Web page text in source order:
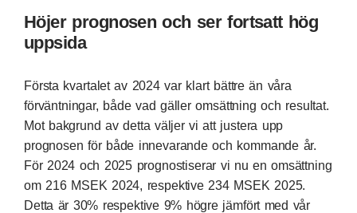
Höjer prognosen och ser fortsatt hög
uppsida
Första kvartalet av 2024 var klart bättre än våra
förväntningar, både vad gäller omsättning och resultat.
Mot bakgrund av detta väljer vi att justera upp
prognosen för både innevarande och kommande år.
För 2024 och 2025 prognostiserar vi nu en omsättning
om 216 MSEK 2024, respektive 234 MSEK 2025.
Detta är 30% respektive 9% högre jämfört med vår